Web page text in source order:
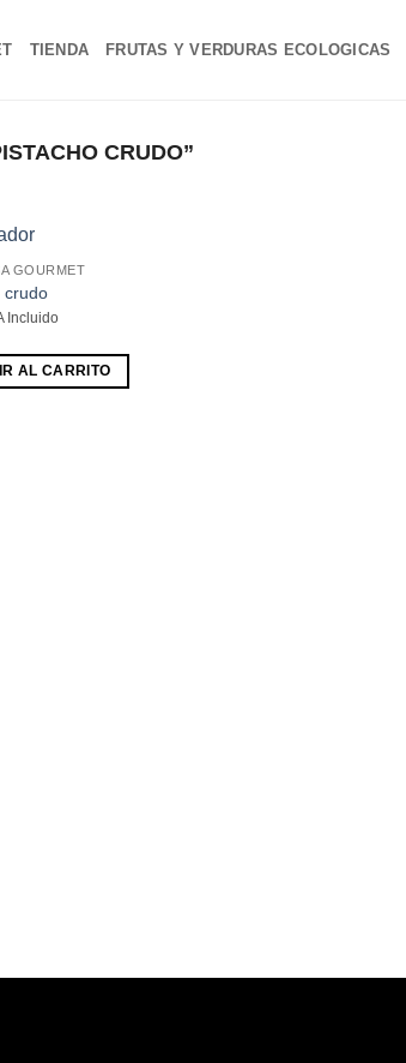
TIENDA FRUTAS Y VERDURAS ECOLOGICAS
CRUDO”
GOURMET
crudo
Incluido
AL CARRITO